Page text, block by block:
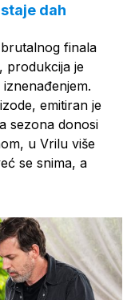
dah
finala
produkcija je
emitiran je
sezona donosi
u Vrilu više
se snima, a